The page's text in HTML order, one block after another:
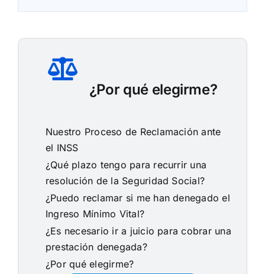
¿Por qué elegirme?
Nuestro Proceso de Reclamación ante
el INSS
¿Qué plazo tengo para recurrir una
resolución de la Seguridad Social?
¿Puedo reclamar si me han denegado el
Ingreso Mínimo Vital?
¿Es necesario ir a juicio para cobrar una
prestación denegada?
¿Por qué elegirme?